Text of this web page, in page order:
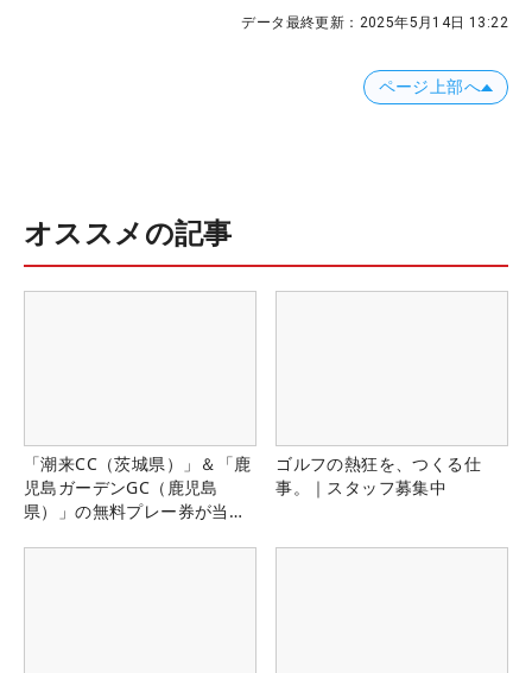
データ最終更新： 2025年5月14日 13:22
ページ上部へ
オススメの記事
「潮来CC（茨城県）」＆「鹿
児島ガーデンGC（鹿児島
県）」の無料プレー券が当た
ゴルフの熱狂を、つくる仕
事。｜スタッフ募集中